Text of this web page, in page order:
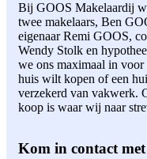
Bij GOOS Makelaardij
twee makelaars, Ben
eigenaar Remi GOOS,
Wendy Stolk en
we ons maximaal in
huis wilt kopen of een
verzekerd van vakwerk.
koop is waar wij naar
Kom in contact